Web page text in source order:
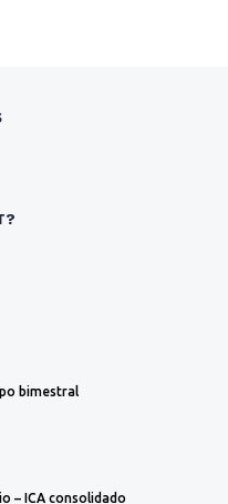
bimestral
– ICA consolidado